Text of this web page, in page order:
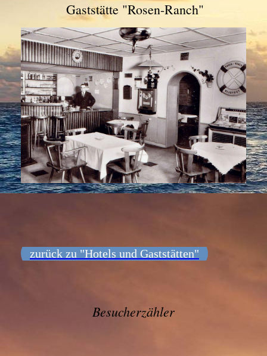
Gaststätte "Rosen-Ranch"
zurück zu "Hotels und Gaststätten"
Besucherzähler